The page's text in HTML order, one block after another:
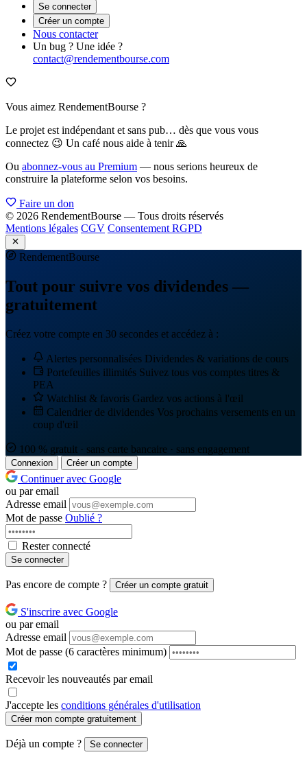
Se connecter
Créer un compte
Nous contacter
Un bug ? Une idée ?
contact@rendementbourse.com
Vous aimez RendementBourse ?
Le projet est indépendant et sans pub… dès que vous vous
connectez 😉 Un café nous aide à tenir 🙏
Ou abonnez-vous au Premium — nous serions heureux de
construire la plateforme selon vos besoins.
Faire un don
© 2026 RendementBourse — Tous droits réservés
Mentions légales CGV Consentement RGPD
RendementBourse
Tout pour suivre vos dividendes —
gratuitement
Créez votre compte en 30 secondes et accédez à :
Alertes personnalisées Dividendes & variations de cours
Portefeuilles illimités Suivez tous vos comptes titres &
PEA
Watchlist & favoris Gardez vos actions à l'œil
Calendrier de dividendes Vos prochains versements en un
coup d'œil
100 % gratuit · sans carte bancaire · sans engagement
Connexion Créer un compte
Continuer avec Google
ou par email
Adresse email
Mot de passe Oublié ?
Rester connecté
Se connecter
Pas encore de compte ? Créer un compte gratuit
S'inscrire avec Google
ou par email
Adresse email
Mot de passe (6 caractères minimum)
Recevoir les nouveautés par email
J'accepte les conditions générales d'utilisation
Créer mon compte gratuitement
Déjà un compte ? Se connecter